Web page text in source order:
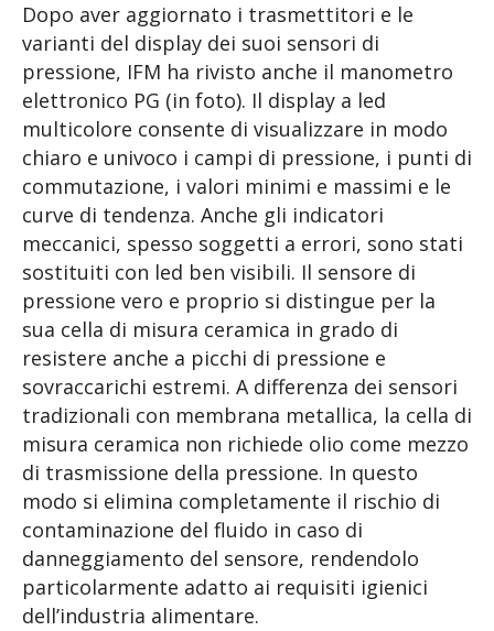
Dopo aver aggiornato i trasmettitori e le
varianti del display dei suoi sensori di
pressione, IFM ha rivisto anche il manometro
elettronico PG (in foto). Il display a led
multicolore consente di visualizzare in modo
chiaro e univoco i campi di pressione, i punti di
commutazione, i valori minimi e massimi e le
curve di tendenza. Anche gli indicatori
meccanici, spesso soggetti a errori, sono stati
sostituiti con led ben visibili. Il sensore di
pressione vero e proprio si distingue per la
sua cella di misura ceramica in grado di
resistere anche a picchi di pressione e
sovraccarichi estremi. A differenza dei sensori
tradizionali con membrana metallica, la cella di
misura ceramica non richiede olio come mezzo
di trasmissione della pressione. In questo
modo si elimina completamente il rischio di
contaminazione del fluido in caso di
danneggiamento del sensore, rendendolo
particolarmente adatto ai requisiti igienici
dell’industria alimentare.